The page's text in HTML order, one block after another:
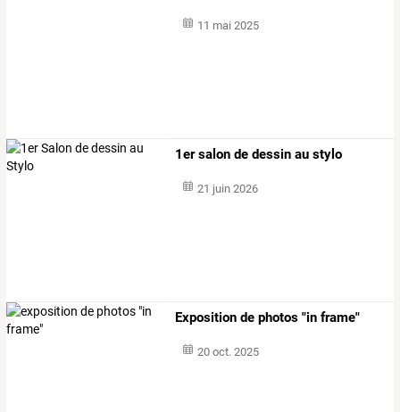
11 mai 2025
1er salon de dessin au stylo
21 juin 2026
Exposition de photos "in frame"
20 oct. 2025